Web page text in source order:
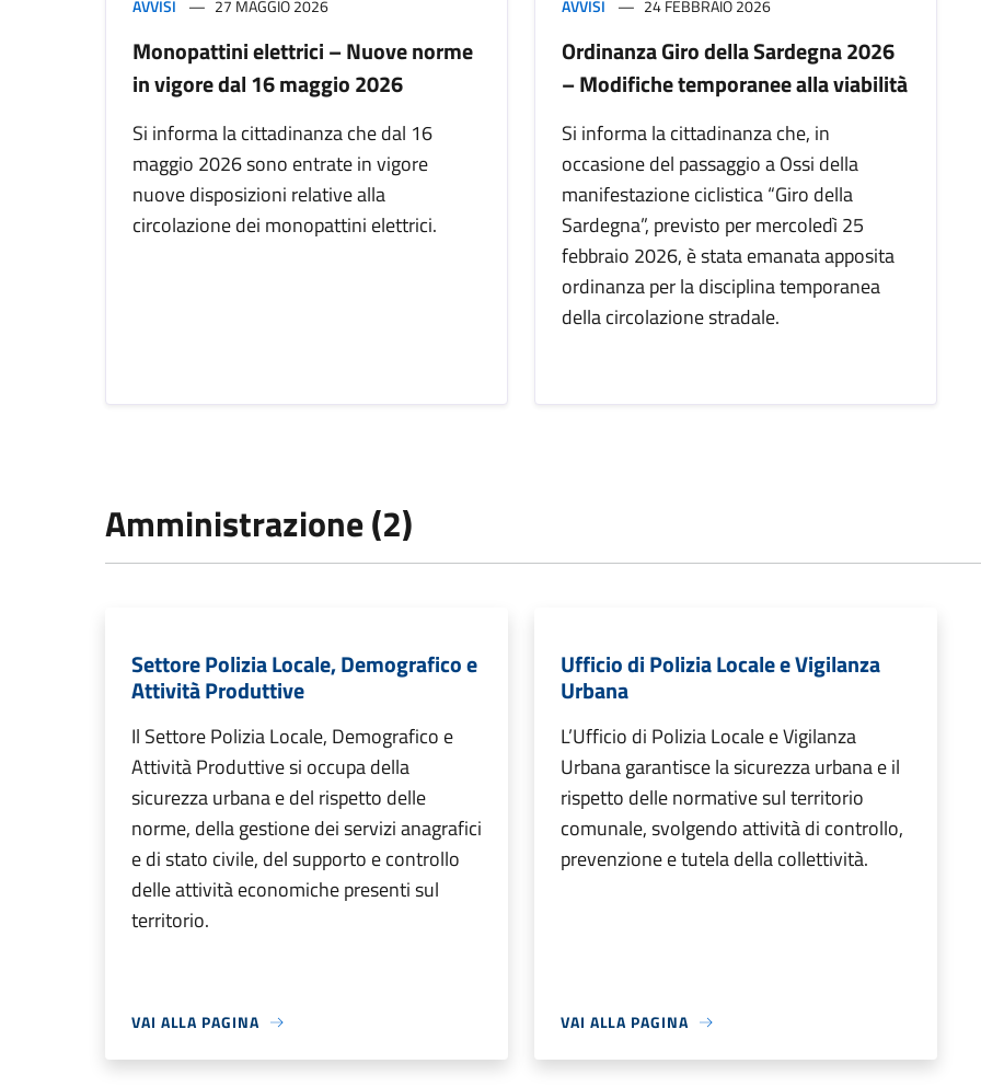
AVVISI 27 MAGGIO 2026
Monopattini elettrici – Nuove norme
in vigore dal 16 maggio 2026
Si informa la cittadinanza che dal 16
maggio 2026 sono entrate in vigore
nuove disposizioni relative alla
circolazione dei monopattini elettrici.
AVVISI 24 FEBBRAIO 2026
Ordinanza Giro della Sardegna 2026
– Modifiche temporanee alla viabilità
Si informa la cittadinanza che, in
occasione del passaggio a Ossi della
manifestazione ciclistica “Giro della
Sardegna”, previsto per mercoledì 25
febbraio 2026, è stata emanata apposita
ordinanza per la disciplina temporanea
della circolazione stradale.
Amministrazione (2)
Settore Polizia Locale, Demografico e
Attività Produttive
Il Settore Polizia Locale, Demografico e
Attività Produttive si occupa della
sicurezza urbana e del rispetto delle
norme, della gestione dei servizi anagrafici
e di stato civile, del supporto e controllo
delle attività economiche presenti sul
territorio.
VAI ALLA PAGINA
Ufficio di Polizia Locale e Vigilanza
Urbana
L’Ufficio di Polizia Locale e Vigilanza
Urbana garantisce la sicurezza urbana e il
rispetto delle normative sul territorio
comunale, svolgendo attività di controllo,
prevenzione e tutela della collettività.
VAI ALLA PAGINA